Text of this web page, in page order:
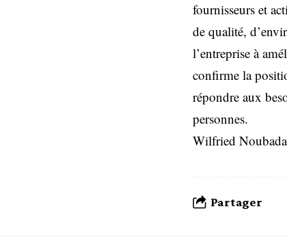
fournisseurs et
de qualité,
l’entreprise à
confirme la
répondre aux
personnes.
Wilfried
Partager